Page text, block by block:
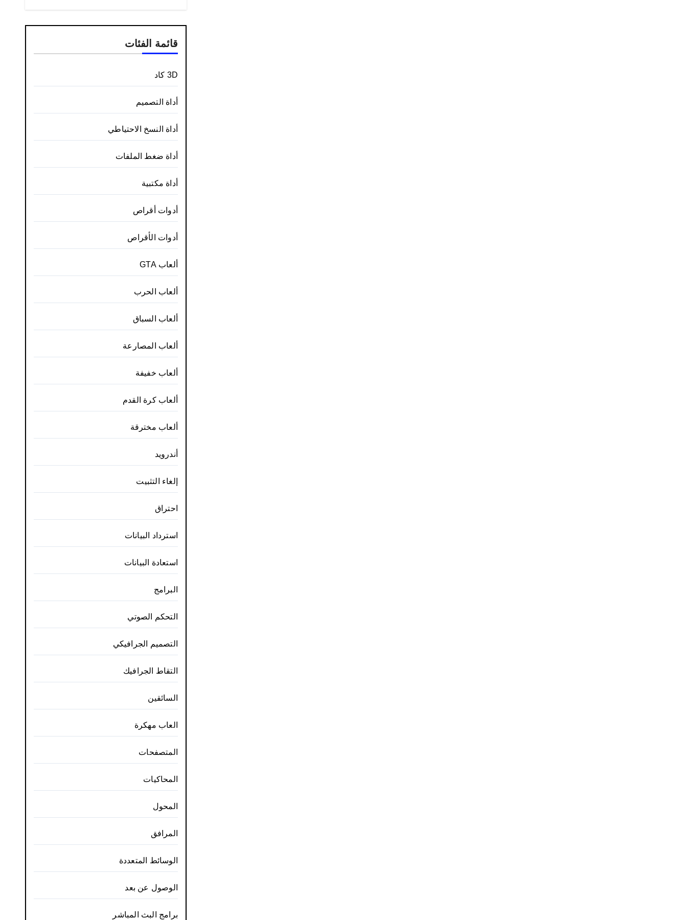
قائمة الفئات
3D كاد
أداة التصميم
أداة النسخ الاحتياطي
أداة ضغط الملفات
أداة مكتبية
أدوات أقراص
أدوات الأقراص
ألعاب GTA
ألعاب الحرب
ألعاب السباق
ألعاب المصارعة
ألعاب خفيفة
ألعاب كرة القدم
ألعاب مخترقة
أندرويد
إلغاء التثبيت
احتراق
استرداد البيانات
استعادة البيانات
البرامج
التحكم الصوتي
التصميم الجرافيكي
التقاط الجرافيك
السائقين
العاب مهكرة
المتصفحات
المحاكيات
المحول
المرافق
الوسائط المتعددة
الوصول عن بعد
برامج البث المباشر